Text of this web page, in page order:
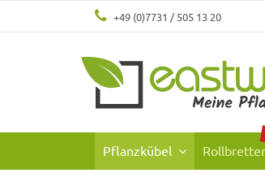
+49 (0)7731 / 505 13 20
Pflanzkübel Rollbretter